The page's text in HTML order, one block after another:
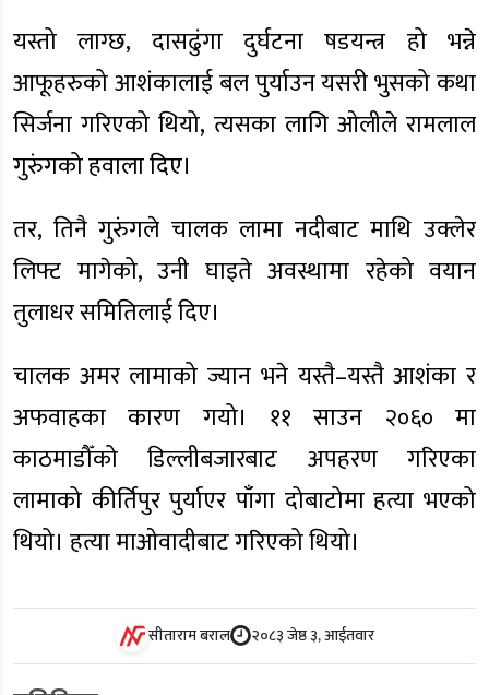
यस्तो लाग्छ, दासढुंगा दुर्घटना षडयन्त्र हो भन्ने
आफूहरुको आशंकालाई बल पुर्याउन यसरी भुसको कथा
सिर्जना गरिएको थियो, त्यसका लागि ओलीले रामलाल
गुरुंगको हवाला दिए।
तर, तिनै गुरुंगले चालक लामा नदीबाट माथि उक्लेर
लिफ्ट मागेको, उनी घाइते अवस्थामा रहेको वयान
तुलाधर समितिलाई दिए।
चालक अमर लामाको ज्यान भने यस्तै–यस्तै आशंका र
अफवाहका कारण गयो। ११ साउन २०६० मा
काठमाडौँको डिल्लीबजारबाट अपहरण गरिएका
लामाको कीर्तिपुर पुर्याएर पाँगा दोबाटोमा हत्या भएको
थियो। हत्या माओवादीबाट गरिएको थियो।
सीताराम बराल २०८३ जेष्ठ ३, आईतवार